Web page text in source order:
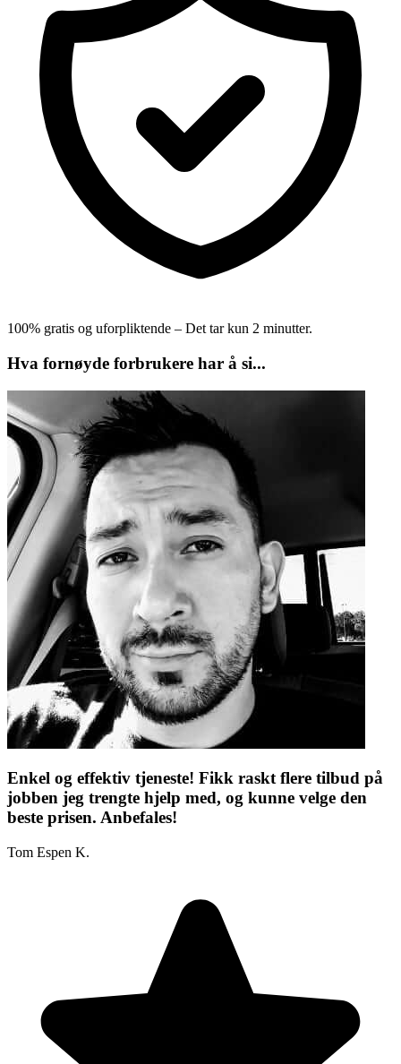
100% gratis og uforpliktende – Det tar kun 2 minutter.
Hva fornøyde forbrukere har å si...
Enkel og effektiv tjeneste! Fikk raskt flere tilbud på
jobben jeg trengte hjelp med, og kunne velge den
beste prisen. Anbefales!
Tom Espen K.